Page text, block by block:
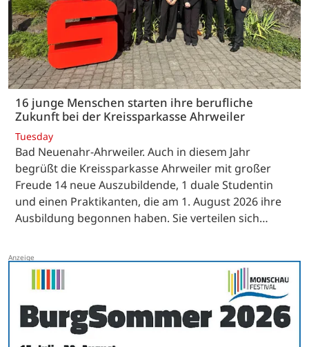
16 junge Menschen starten ihre berufliche
Zukunft bei der Kreissparkasse Ahrweiler
Tuesday
Bad Neuenahr-Ahrweiler. Auch in diesem Jahr
begrüßt die Kreissparkasse Ahrweiler mit großer
Freude 14 neue Auszubildende, 1 duale Studentin
und einen Praktikanten, die am 1. August 2026 ihre
Ausbildung begonnen haben. Sie verteilen sich…